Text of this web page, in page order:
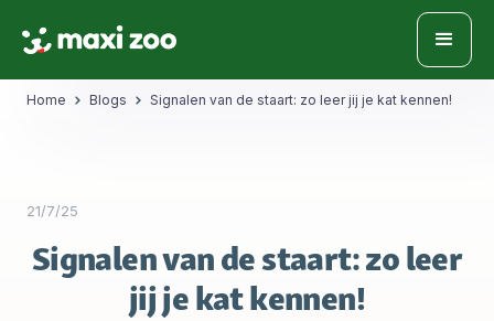
Home Blogs Signalen van de staart: zo leer jij je kat kennen!
21/7/25
Signalen van de staart: zo leer
jij je kat kennen!